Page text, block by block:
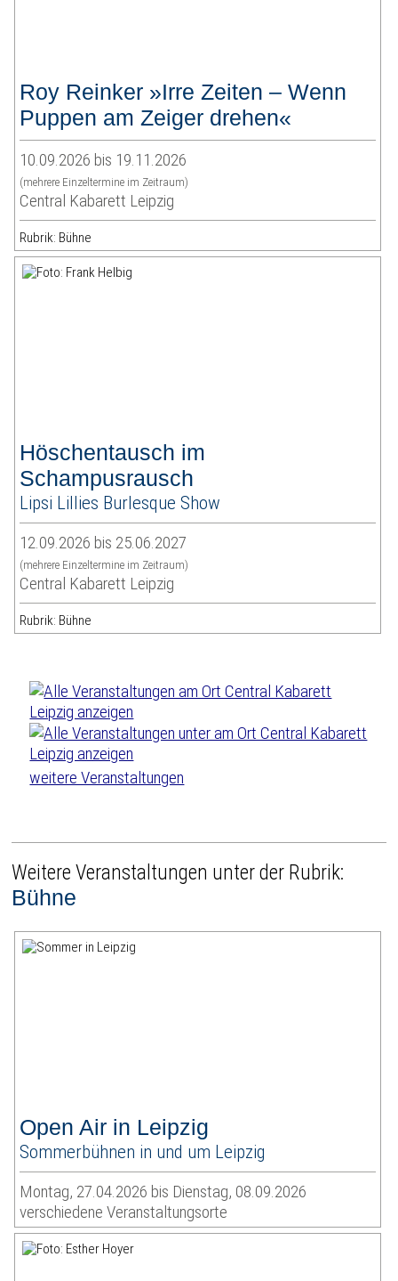
Roy Reinker »Irre Zeiten – Wenn
Puppen am Zeiger drehen«
10.09.2026 bis 19.11.2026
(mehrere Einzeltermine im Zeitraum)
Central Kabarett Leipzig
Rubrik: Bühne
Höschentausch im
Schampusrausch
Lipsi Lillies Burlesque Show
12.09.2026 bis 25.06.2027
(mehrere Einzeltermine im Zeitraum)
Central Kabarett Leipzig
Rubrik: Bühne
weitere Veranstaltungen
Weitere Veranstaltungen unter der Rubrik:
Bühne
Open Air in Leipzig
Sommerbühnen in und um Leipzig
Montag, 27.04.2026 bis Dienstag, 08.09.2026
verschiedene Veranstaltungsorte